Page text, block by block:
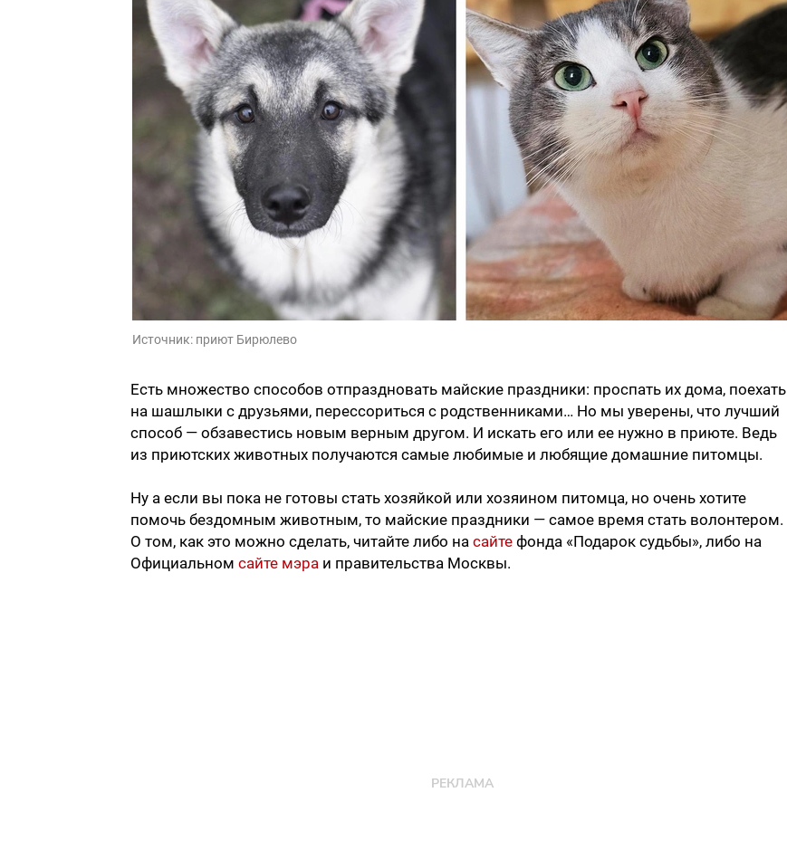
Источник: приют Бирюлево
Есть множество способов отпраздновать майские праздники: проспать их дома, поехать
на шашлыки с друзьями, перессориться с родственниками… Но мы уверены, что лучший
способ — обзавестись новым верным другом. И искать его или ее нужно в приюте. Ведь
из приютских животных получаются самые любимые и любящие домашние питомцы.
Ну а если вы пока не готовы стать хозяйкой или хозяином питомца, но очень хотите
помочь бездомным животным, то майские праздники — самое время стать волонтером.
О том, как это можно сделать, читайте либо на сайте фонда «Подарок судьбы», либо на
Официальном сайте мэра и правительства Москвы.